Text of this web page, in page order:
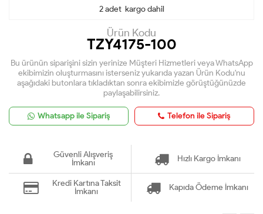
2 adet kargo dahil
Ürün Kodu
TZY4175-100
Bu ürünün siparişini sizin yerinize Müşteri Hizmetleri veya WhatsApp
ekibimizin oluşturmasını isterseniz yukarıda yazan Ürün Kodu'nu
aşağıdaki butonlara tıkladıktan sonra ekibimizle görüştüğünüzde
paylaşabilirsiniz.
Whatsapp ile Sipariş Telefon ile Sipariş
Güvenli Alışveriş
İmkanı
Hızlı Kargo İmkanı
Kredi Kartına Taksit
İmkanı
Kapıda Ödeme İmkanı